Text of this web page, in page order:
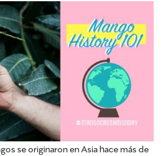
se originaron en Asia hace más de